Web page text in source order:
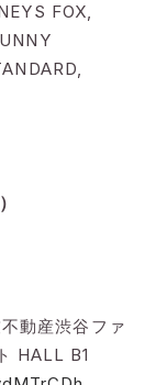
FOX,
動産渋谷ファ
ト HALL B1